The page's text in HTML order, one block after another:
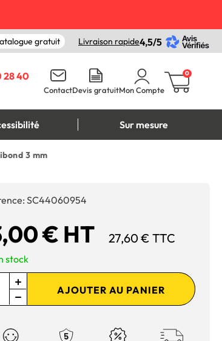
gratuit Livraison rapide4,5/5
28 40
ContactDevis gratuitMon Compte
0
Sur mesure
3 mm
SC44060954
€ HT 27,60 € TTC
stock
AJOUTER AU PANIER